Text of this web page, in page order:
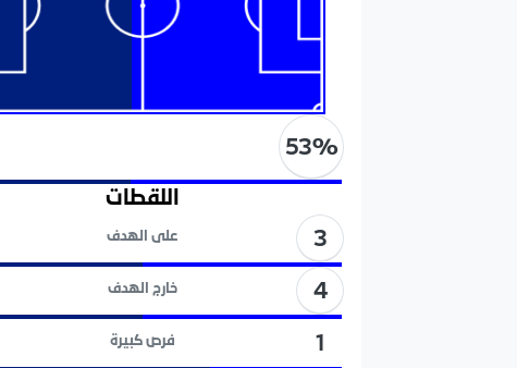
53%
اللقطات
3
على الهدف
4
خارج الهدف
1
فرص كبيرة